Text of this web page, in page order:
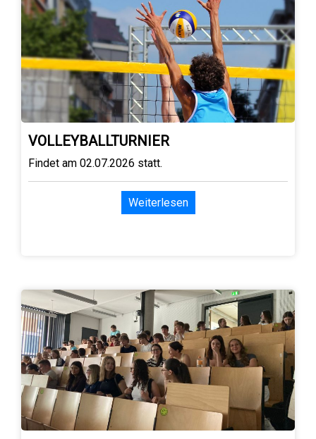
VOLLEYBALLTURNIER
Findet am 02.07.2026 statt.
Weiterlesen